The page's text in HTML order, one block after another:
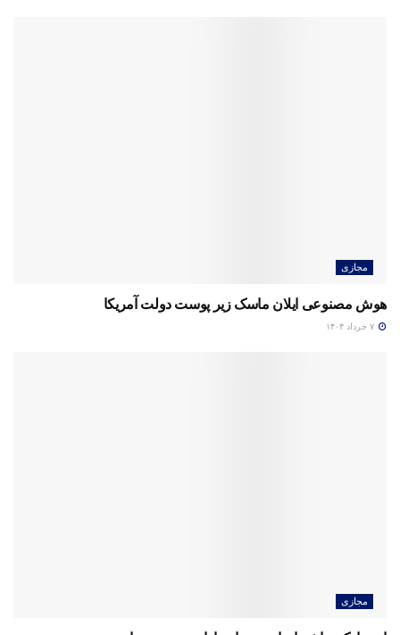
مجازی
هوش مصنوعی ایلان ماسک زیر پوست دولت آمریکا
مجازی